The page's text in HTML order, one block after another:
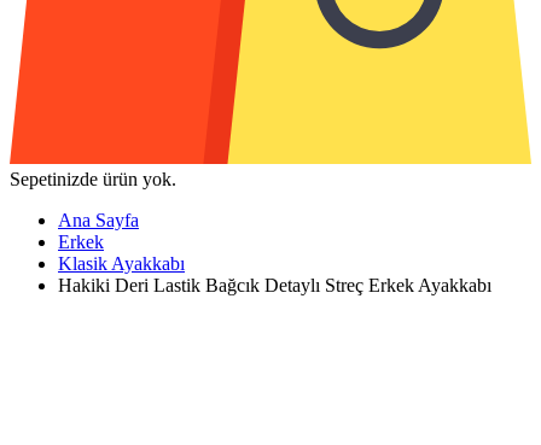
Sepetinizde ürün yok.
Ana Sayfa
Erkek
Klasik Ayakkabı
Hakiki Deri Lastik Bağcık Detaylı Streç Erkek Ayakkabı